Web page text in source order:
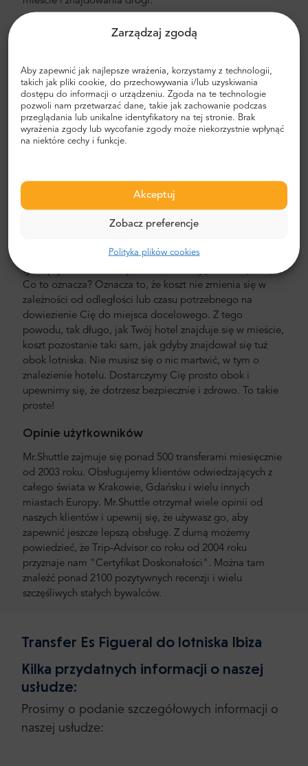
Zarządzaj zgodą
Aby zapewnić jak najlepsze wrażenia, korzystamy z technologii,
takich jak pliki cookie, do przechowywania i/lub uzyskiwania
dostępu do informacji o urządzeniu. Zgoda na te technologie
pozwoli nam przetwarzać dane, takie jak zachowanie podczas
przeglądania lub unikalne identyfikatory na tej stronie. Brak
wyrażenia zgody lub wycofanie zgody może niekorzystnie wpłynąć
na niektóre cechy i funkcje.
Akceptuj
Zobacz preferencje
Polityka plików cookies
Transfer z lotniska i miasta
lotniskowego? Zarezerwuj jeden z Mr.Shuttle, wybranym
przez podróżnych użytkowników Trip-Advisor. Oferujemy
transport door-to-door w nowych, nowoczesnych,
komfortowych, klimatyzowanych samochodach,
minivanach i minibusach. Nasza załoga składa się z
doświadczonych kierowców-weteranów, biegle
Koszt transferu z lotniska i miasta
Cena prywatnego transportu lotniskowego Mr. Shuttle
jest niższa niż taksówki lotniskowej. Nasze ceny są stałe,
zapłacić z góry kartą kredytową lub PayPal. Pamiętaj, że
tylko prywatne transfery lotniskowe mają ustaloną cenę.
Co to oznacza? Oznacza to, że koszt nie zmienia się w
zależności od odległości lub czasu potrzebnego na
dowiezienie Cię do miejsca docelowego. Z tego
powodu, tak długo, jak Twój hotel znajduje się w mieście,
koszt pozostanie taki sam, jak gdyby znajdował się tuż
obok lotniska. Nie musisz się o nic martwić, w tym o
znalezienie hotelu. Dostarczymy Cię prosto obok i
upewnimy się, że dotrzesz bezpiecznie i zdrowo. To takie
proste!
Opinie użytkowników
Mr.Shuttle zajmuje się ponad 500 transferami miesięcznie
od 2003 roku. Obsługujemy klientów odwiedzających z
całego świata w Krakowie, Gdańsku i wielu innych
miastach Europy. Mr.Shuttle otrzymał wiele opinii od
naszych klientów i upewnij się, że używasz go, aby
zapewnić jeszcze lepszą obsługę. Z dumą możemy
powiedzieć, że Trip-Advisor co roku od 2004 roku
przyznaje nam "Certyfikat Doskonałości". Można tam
znaleźć ponad 2100 pozytywnych recenzji i wielu
szczęśliwych stałych bywalców.
Transfer Es Figueral do lotniska Ibiza
Kilka przydatnych informacji o naszej
usłudze:
Prosimy o podanie szczegółowych informacji o
naszej usłudze: